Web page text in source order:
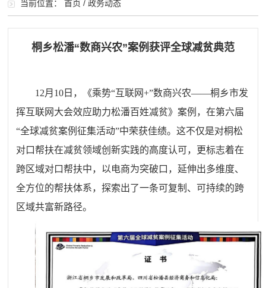
当前位置：首页 /政务动态
桐乡松潘“数商兴农”案例获评全球减贫典范
12月10日，《乘势“互联网+”数商兴农——桐乡市发
挥互联网大会效应助力松潘百姓减贫》案例，在第六届
“全球减贫案例征集活动”中荣获佳绩。这不仅是对桐松
对口帮扶在减贫领域创新实践的高度认可，更标志着在
跨区域对口帮扶中，以电商为突破口，延伸出多维度、
全方位的帮扶体系，探索出了一条可复制、可持续的跨
区域共富新路径。